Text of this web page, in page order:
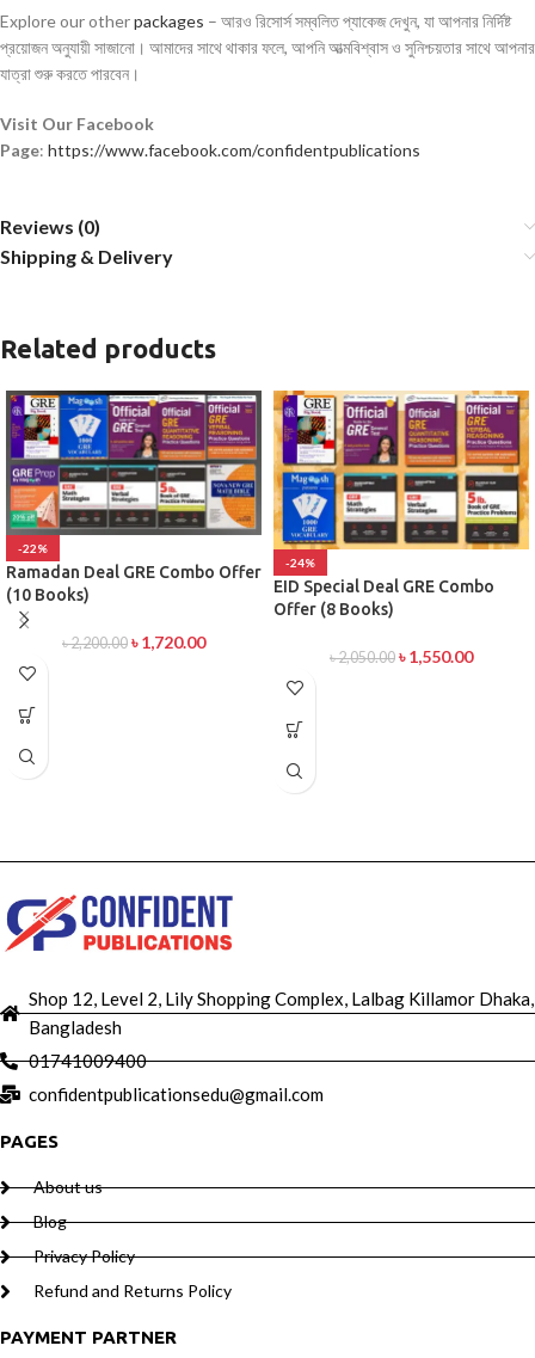
Explore our otherpackages – আরও রিসোর্স সম্বলিত প্যাকেজ দেখুন, যা আপনার নির্দিষ্ট
প্রয়োজন অনুযায়ী সাজানো। আমাদের সাথে থাকার ফলে, আপনি আত্মবিশ্বাস ও সুনিশ্চয়তার সাথে আপনার
যাত্রা শুরু করতে পারবেন।
Visit Our Facebook
Page: https://www.facebook.com/confidentpublications
Reviews (0)
Shipping & Delivery
Related products
-22%
Ramadan Deal GRE Combo Offer
(10 Books)
৳2,200.00 ৳1,720.00
-24%
EID Special Deal GRE Combo
Offer (8 Books)
৳2,050.00 ৳1,550.00
Shop 12, Level 2, Lily Shopping Complex, Lalbag Killamor Dhaka,
Bangladesh
01741009400
confidentpublicationsedu@gmail.com
PAGES
About us
Blog
Privacy Policy
Refund and Returns Policy
PAYMENT PARTNER